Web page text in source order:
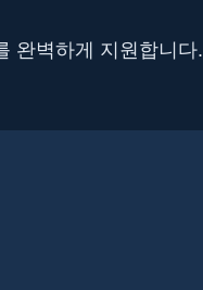
완벽하게 지원합니다.